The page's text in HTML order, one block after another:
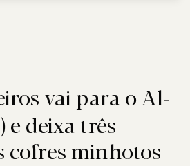
vai para o Al-
e deixa três
cofres minhotos